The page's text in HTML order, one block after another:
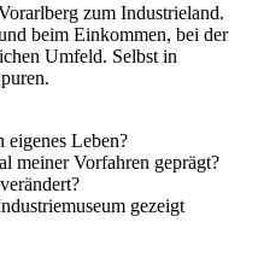
zum Industrieland.
beim Einkommen, bei der
Umfeld. Selbst in
eigenes Leben?
meiner Vorfahren geprägt?
gezeigt